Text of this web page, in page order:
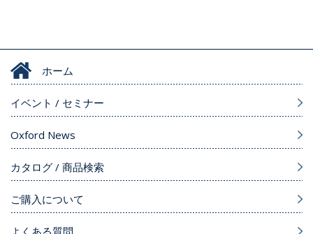
ホーム
イベント / セミナー
Oxford News
カタログ / 商品検索
ご購入について
よくある質問